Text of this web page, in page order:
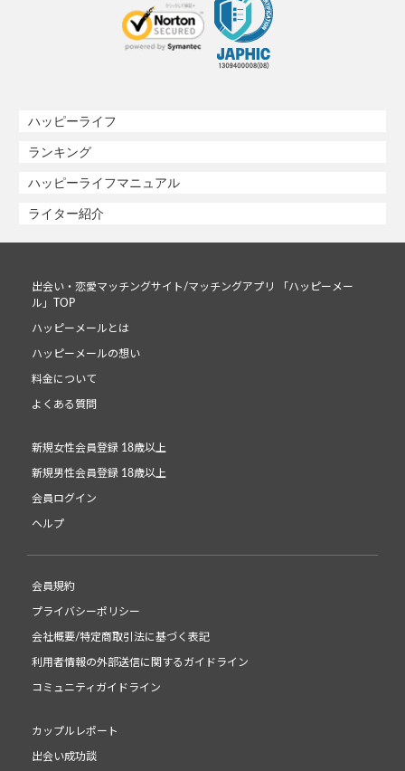
ハッピーライフ
ランキング
ハッピーライフマニュアル
ライター紹介
出会い・恋愛マッチングサイト/マッチングアプリ 「ハッピーメー
ル」TOP
ハッピーメールとは
ハッピーメールの想い
料金について
よくある質問
新規女性会員登録 18歳以上
新規男性会員登録 18歳以上
会員ログイン
ヘルプ
会員規約
プライバシーポリシー
会社概要/特定商取引法に基づく表記
利用者情報の外部送信に関するガイドライン
コミュニティガイドライン
カップルレポート
出会い成功談